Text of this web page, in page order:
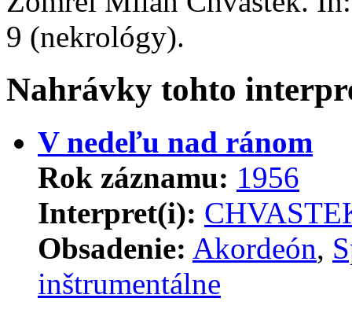
9 (nekrológy).
Nahrávky tohto
V nedeľu nad ránom
Rok záznamu: 1956
Interpret(i):
Obsadenie: Akordeón,
inštrumentálne